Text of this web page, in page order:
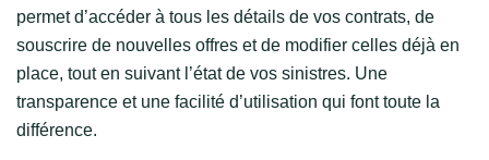
permet d’accéder à tous les détails de vos contrats, de
souscrire de nouvelles offres et de modifier celles déjà en
place, tout en suivant l’état de vos sinistres. Une
transparence et une facilité d’utilisation qui font toute la
différence.